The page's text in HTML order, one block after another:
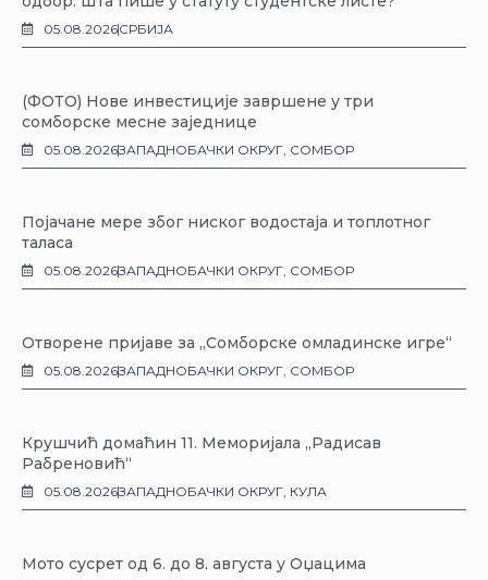
05.08.2026СРБИЈА
(ФОТО) Нове инвестиције завршене у три
сомборске месне заједнице
05.08.2026ЗАПАДНОБАЧКИ ОКРУГ, СОМБОР
Појачане мере због ниског водостаја и топлотног
таласа
05.08.2026ЗАПАДНОБАЧКИ ОКРУГ, СОМБОР
Отворене пријаве за „Сомборске омладинске игре“
05.08.2026ЗАПАДНОБАЧКИ ОКРУГ, СОМБОР
Крушчић домаћин 11. Меморијала „Радисав
Рабреновић“
05.08.2026ЗАПАДНОБАЧКИ ОКРУГ, КУЛА
Мото сусрет од 6. до 8. августа у Оџацима